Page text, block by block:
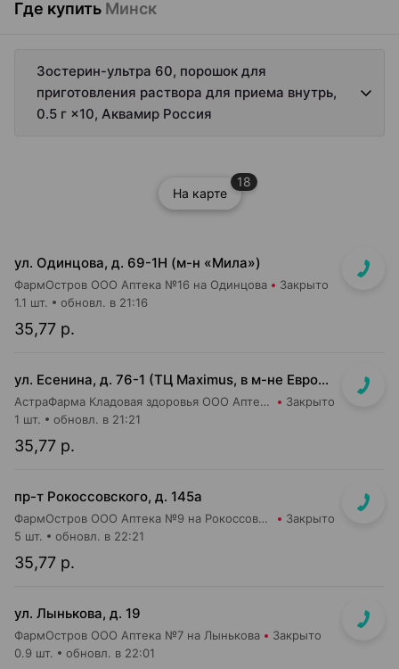
Где купить Минск
Зостерин-ультра 60, порошок для
приготовления раствора для приема внутрь,
0.5 г ×10, Аквамир Россия
На карте
18
ул. Одинцова, д. 69-1Н (м-н «Мила»)
ФармОстров ООО Аптека №16 на Одинцова Закрыто
35,77 р.
1.1 шт. обновл. в 21:16
ул. Есенина, д. 76-1 (ТЦ Maximus, в м-не Евроопт Super)
АстраФарма Кладовая здоровья ООО Аптека №9 Закрыто
35,77 р.
1 шт. обновл. в 21:21
пр-т Рокоссовского, д. 145а
ФармОстров ООО Аптека №9 на Рокоссовского Закрыто
35,77 р.
5 шт. обновл. в 22:21
ул. Лынькова, д. 19
ФармОстров ООО Аптека №7 на Лынькова Закрыто
0.9 шт. обновл. в 22:01